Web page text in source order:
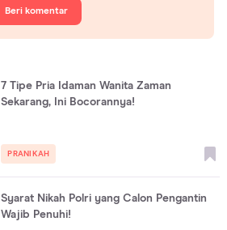
Beri komentar
7 Tipe Pria Idaman Wanita Zaman
Sekarang, Ini Bocorannya!
PRANIKAH
Syarat Nikah Polri yang Calon Pengantin
Wajib Penuhi!